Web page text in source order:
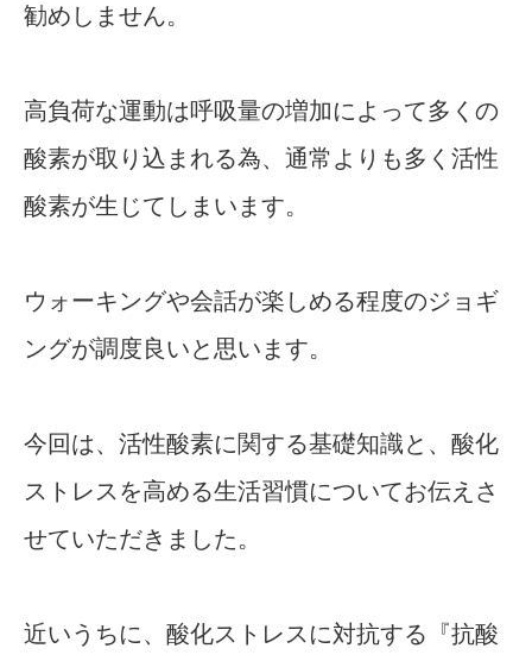
勧めしません。
高負荷な運動は呼吸量の増加によって多くの
酸素が取り込まれる為、通常よりも多く活性
酸素が生じてしまいます。
ウォーキングや会話が楽しめる程度のジョギ
ングが調度良いと思います。
今回は、活性酸素に関する基礎知識と、酸化
ストレスを高める生活習慣についてお伝えさ
せていただきました。
近いうちに、酸化ストレスに対抗する『抗酸